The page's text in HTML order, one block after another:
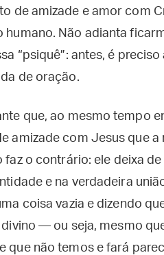
de amizade e amor com
humano. Não adianta
“psiquê”: antes, é
de oração.
que, ao mesmo tempo
amizade com Jesus que
faz o contrário: ele deixa
e na verdadeira
coisa vazia e dizendo
divino — ou seja, mesmo
que não temos e fará